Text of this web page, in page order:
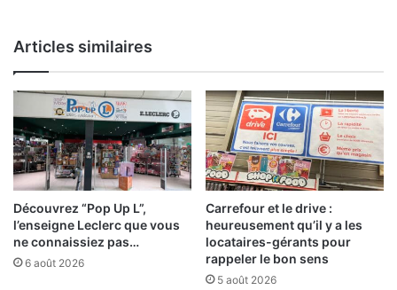
Articles similaires
Découvrez “Pop Up L”,
l’enseigne Leclerc que vous
ne connaissiez pas…
6 août 2026
Carrefour et le drive :
heureusement qu’il y a les
locataires-gérants pour
rappeler le bon sens
5 août 2026